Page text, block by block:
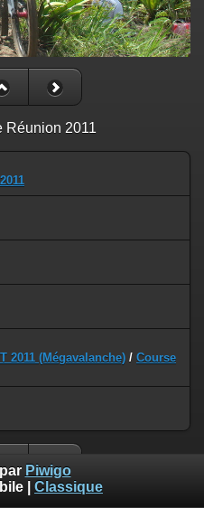
Réunion 2011
2011 (Mégavalanche) / Course
Piwigo
Classique